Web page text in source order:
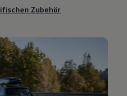
Zubehör